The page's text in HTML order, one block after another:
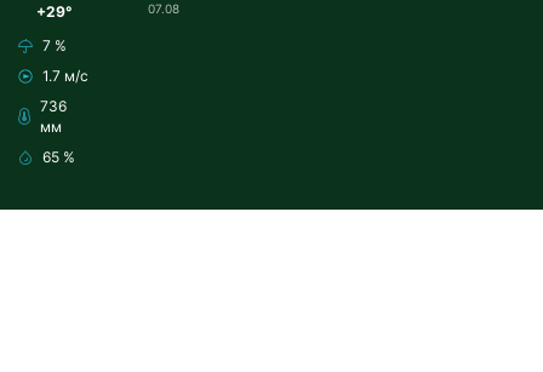
+29°
7 %
1.7 м/с
736
мм
65 %
07.08